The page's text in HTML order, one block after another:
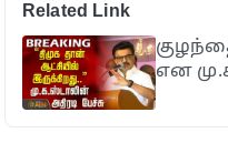
Related Link
என